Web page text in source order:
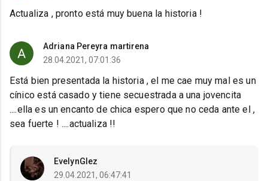
Actualiza , pronto está muy buena la historia !
Adriana Pereyra martirena
28.04.2021, 07:01:36
Está bien presentada la historia , el me cae muy mal es un
cínico está casado y tiene secuestrada a una jovencita
....ella es un encanto de chica espero que no ceda ante el ,
sea fuerte ! ....actualiza !!
EvelynGlez
29.04.2021, 06:47:41